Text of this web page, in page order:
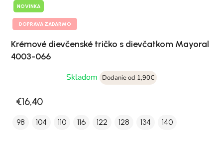
NOVINKA
DOPRAVA ZADARMO
Krémové dievčenské tričko s dievčatkom Mayoral
4003-066
Skladom
Dodanie od 1,90€
€16,40
98 104 110 116 122 128 134 140